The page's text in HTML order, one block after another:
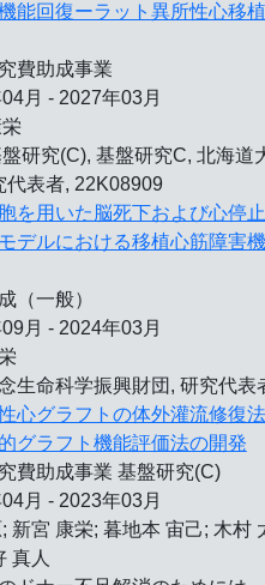
能回復ーラット異所性心移
費助成事業
月 - 2027年03月
研究(C), 基盤研究C, 北海道
代表者, 22K08909
を用いた脳死下および心停
デルにおける移植心筋障害
（一般）
月 - 2024年03月
生命科学振興財団, 研究代表
心グラフトの体外灌流修復
グラフト機能評価法の開発
費助成事業 基盤研究(C)
月 - 2023年03月
新宮 康栄; 暮地本 宙己; 木村
真人